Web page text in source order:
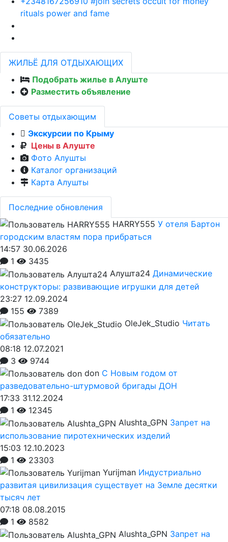
rituals power and fame
ЖИЛЬЁ ДЛЯ ОТДЫХАЮЩИХ
Подобрать жилье в Алуште
Разместить объявление
Советы отдыхающим
Экскурсии по Крыму
Цены в Алуште
Фото Алушты
Каталог организаций
Карта Алушты
Последние обновления
HARRY555 У отеля Бартон
городским властям пора прибраться
14:57 30.06.2026
1
3435
Алушта24 Динамические
конструкторы: развивающие игрушки для детей
23:27 12.09.2024
155
7389
OleJek_Studio Читать
обязательно
08:18 12.07.2021
3
9744
don С Новым годом от
разведовательно-штурмовой бригады ДОН
17:33 31.12.2024
1
12345
Alushta_GPN Запрет на
использование пиротехнических изделий
15:03 12.10.2023
1
23303
Yurijman Индустриально
развитая цивилизация существует на Земле десятки
тысяч лет
07:18 08.08.2015
1
8582
Alushta_GPN Запрет на